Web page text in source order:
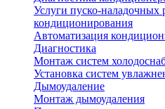
Услуги пуско-
кондиционирования
Автоматизация
Диагностика
Монтаж систем
Установка систем
Дымоудаление
Монтаж дымоудаления